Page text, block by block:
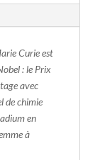
Curie est
: le Prix
avec
de chimie
en
à